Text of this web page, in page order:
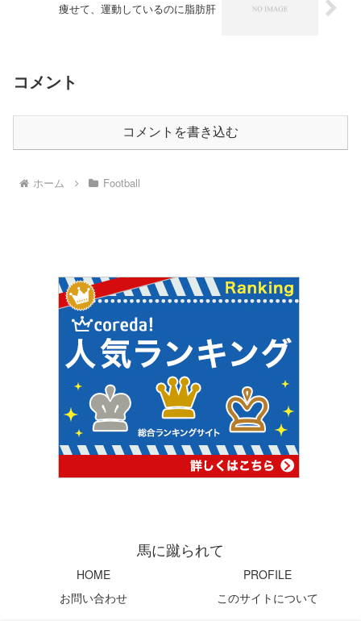
痩せて、運動しているのに脂肪肝
コメント
コメントを書き込む
ホーム Football
馬に蹴られて
HOME
PROFILE
お問い合わせ
このサイトについて